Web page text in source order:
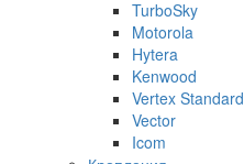
TurboSky
Motorola
Hytera
Kenwood
Vertex Standard
Vector
Icom